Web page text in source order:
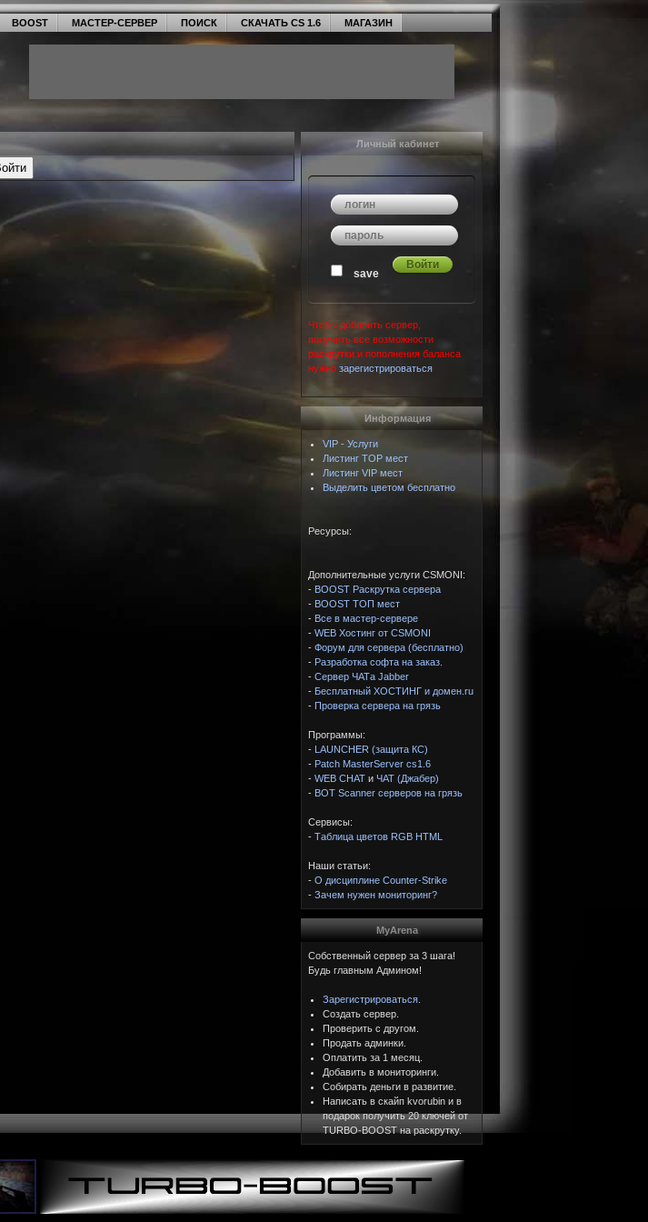
BOOST МАСТЕР-СЕРВЕР ПОИСК СКАЧАТЬ CS 1.6 МАГАЗИН
Личный кабинет
save
Чтобы добавить сервер,
получить все возможности
раскрутки и пополнения баланса
нужно зарегистрироваться
Информация
VIP - Услуги
Листинг TOP мест
Листинг VIP мест
Выделить цветом бесплатно
Ресурсы:
Дополнительные услуги CSMONI:
- BOOST Раскрутка сервера
- BOOST ТОП мест
- Все в мастер-сервере
- WEB Хостинг от CSMONI
- Форум для сервера (бесплатно)
- Разработка софта на заказ.
- Сервер ЧАТа Jabber
- Бесплатный ХОСТИНГ и домен.ru
- Проверка сервера на грязь
Программы:
- LAUNCHER (защита КС)
- Patch MasterServer cs1.6
- WEB CHAT и ЧАТ (Джабер)
- BOT Scanner серверов на грязь
Сервисы:
- Таблица цветов RGB HTML
Наши статьи:
- О дисциплине Counter-Strike
- Зачем нужен мониторинг?
MyArena
Собственный сервер за 3 шага!
Будь главным Админом!
Зарегистрироваться.
Создать сервер.
Проверить с другом.
Продать админки.
Оплатить за 1 месяц.
Добавить в мониторинги.
Собирать деньги в развитие.
Написать в скайп kvorubin и в
подарок получить 20 ключей от
TURBO-BOOST на раскрутку.